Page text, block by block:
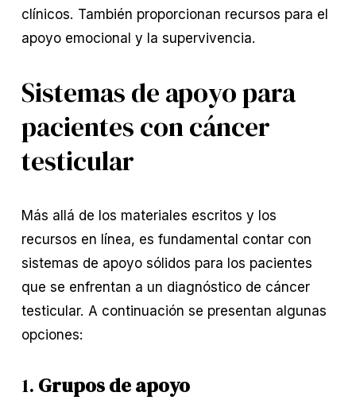
clínicos. También proporcionan recursos para el
apoyo emocional y la supervivencia.
Sistemas de apoyo para
pacientes con cáncer
testicular
Más allá de los materiales escritos y los
recursos en línea, es fundamental contar con
sistemas de apoyo sólidos para los pacientes
que se enfrentan a un diagnóstico de cáncer
testicular. A continuación se presentan algunas
opciones:
1. Grupos de apoyo